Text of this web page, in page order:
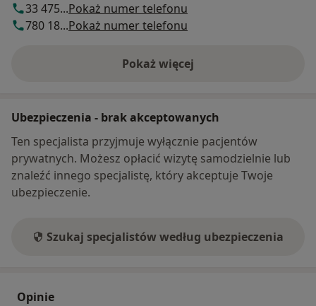
33 475...Pokaż numer telefonu
780 18...Pokaż numer telefonu
Pokaż więcej
o adresie
Ubezpieczenia - brak akceptowanych
Ten specjalista przyjmuje wyłącznie pacjentów
prywatnych. Możesz opłacić wizytę samodzielnie lub
znaleźć innego specjalistę, który akceptuje Twoje
ubezpieczenie.
Szukaj specjalistów według ubezpieczenia
Opinie